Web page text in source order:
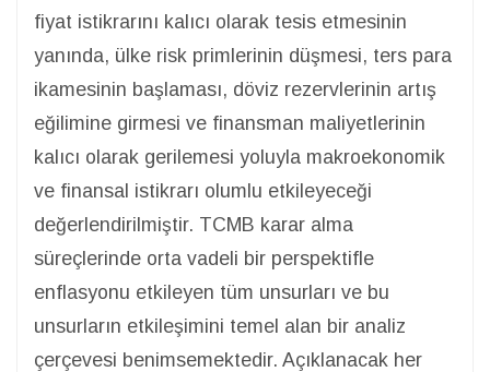
fiyat istikrarını kalıcı olarak tesis etmesinin
yanında, ülke risk primlerinin düşmesi, ters para
ikamesinin başlaması, döviz rezervlerinin artış
eğilimine girmesi ve finansman maliyetlerinin
kalıcı olarak gerilemesi yoluyla makroekonomik
ve finansal istikrarı olumlu etkileyeceği
değerlendirilmiştir. TCMB karar alma
süreçlerinde orta vadeli bir perspektifle
enflasyonu etkileyen tüm unsurları ve bu
unsurların etkileşimini temel alan bir analiz
çerçevesi benimsemektedir. Açıklanacak her